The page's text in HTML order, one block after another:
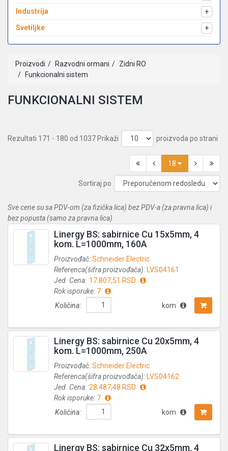
Industrija
+
Svetiljke
+
Proizvodi Razvodni ormani
Zidni RO
Funkcionalni sistem
FUNKCIONALNI SISTEM
Rezultati 171 - 180 od 1037 Prikaži proizvoda po strani
18
Sortiraj po
Sve cene su sa PDV-om (za fizička lica) bez PDV-a (za pravna lica) i
bez popusta (samo za pravna lica)
Linergy BS: sabirnice Cu 15x5mm, 4
kom. L=1000mm, 160A
Proizvođač:Schneider Electric
Referenca(šifra proizvođača): LVS04161
Jed. Cena: 17.807,51 RSD
Rok isporuke: 7
Količina:
kom
Linergy BS: sabirnice Cu 20x5mm, 4
kom. L=1000mm, 250A
Proizvođač:Schneider Electric
Referenca(šifra proizvođača): LVS04162
Jed. Cena: 28.487,48 RSD
Rok isporuke: 7
Količina:
kom
Linergy BS: sabirnice Cu 32x5mm, 4